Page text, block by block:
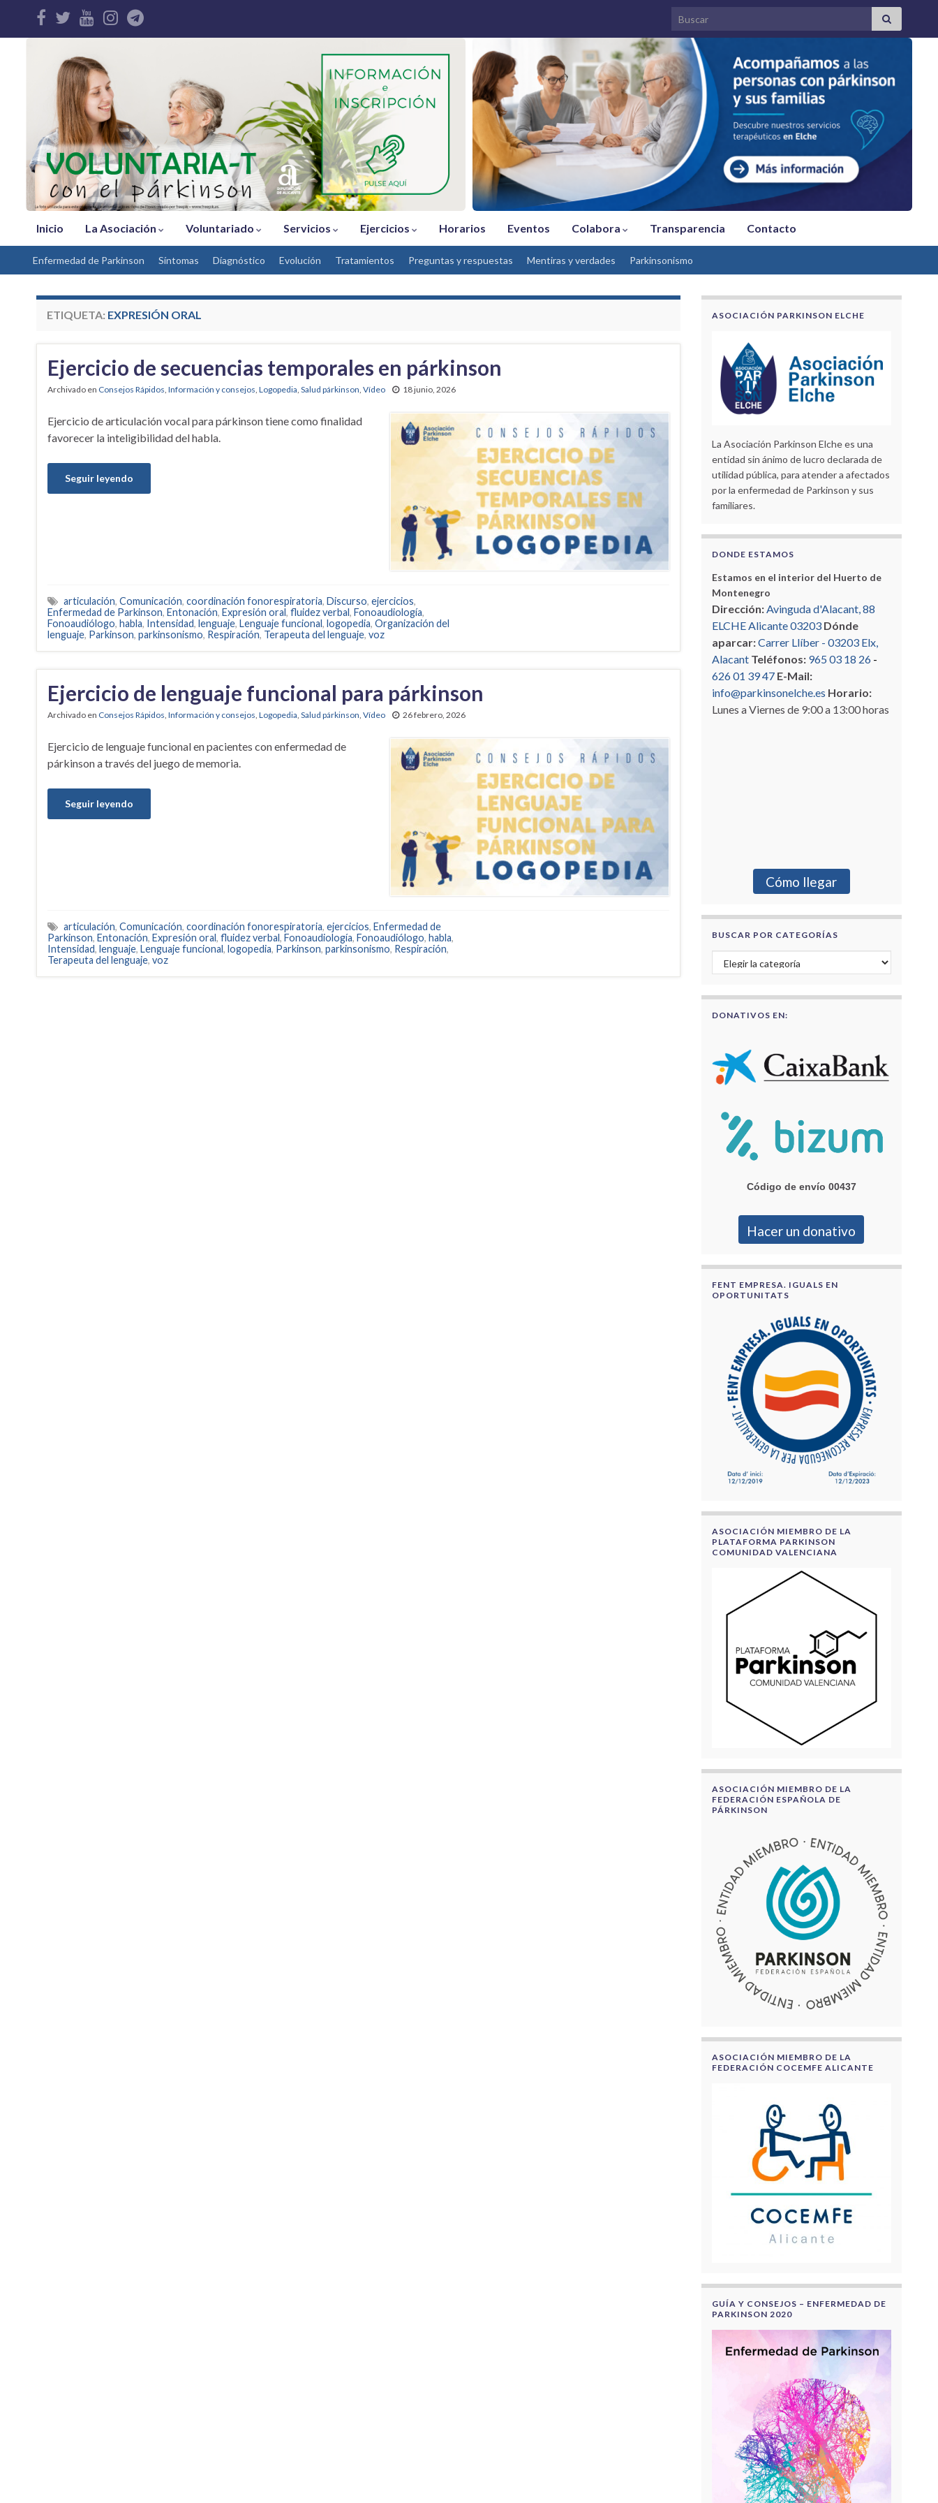
Search for:
Inicio La Asociación Voluntariado Servicios Ejercicios Horarios Eventos Colabora Transparencia Contacto
Enfermedad de Parkinson Síntomas Díagnóstico Evolución Tratamientos Preguntas y respuestas Mentiras y verdades Parkinsonismo
ETIQUETA: EXPRESIÓN ORAL
Ejercicio de secuencias temporales en párkinson
Archivado en Consejos Rápidos, Información y consejos, Logopedia, Salud párkinson, Vídeo 18 junio, 2026
Ejercicio de articulación vocal para párkinson tiene como finalidad
favorecer la inteligibilidad del habla.
Seguir leyendo
articulación, Comunicación, coordinación fonorespiratoria, Discurso, ejercicios,
Enfermedad de Parkinson, Entonación, Expresión oral, fluidez verbal, Fonoaudiología,
Fonoaudiólogo, habla, Intensidad, lenguaje, Lenguaje funcional, logopedia, Organización del
lenguaje, Parkinson, parkinsonismo, Respiración, Terapeuta del lenguaje, voz
Ejercicio de lenguaje funcional para párkinson
Archivado en Consejos Rápidos, Información y consejos, Logopedia, Salud párkinson, Vídeo 26 febrero, 2026
Ejercicio de lenguaje funcional en pacientes con enfermedad de
párkinson a través del juego de memoria.
Seguir leyendo
articulación, Comunicación, coordinación fonorespiratoria, ejercicios, Enfermedad de
Parkinson, Entonación, Expresión oral, fluidez verbal, Fonoaudiología, Fonoaudiólogo, habla,
Intensidad, lenguaje, Lenguaje funcional, logopedia, Parkinson, parkinsonismo, Respiración,
Terapeuta del lenguaje, voz
ASOCIACIÓN PARKINSON ELCHE
La Asociación Parkinson Elche es una
entidad sin ánimo de lucro declarada de
utilidad pública, para atender a afectados
por la enfermedad de Parkinson y sus
familiares.
DONDE ESTAMOS
Estamos en el interior del Huerto de
Montenegro
Dirección:Avinguda d'Alacant, 88
ELCHE Alicante 03203 Dónde
aparcar:Carrer Llíber - 03203 Elx,
Alacant Teléfonos: 965 03 18 26-
626 01 39 47 E-Mail:
info@parkinsonelche.es Horario:
Lunes a Viernes de 9:00 a 13:00 horas
Cómo llegar
BUSCAR POR CATEGORÍAS
Buscar por categorías
DONATIVOS EN:
Código de envío 00437
Hacer un donativo
FENT EMPRESA. IGUALS EN
OPORTUNITATS
ASOCIACIÓN MIEMBRO DE LA
PLATAFORMA PARKINSON
COMUNIDAD VALENCIANA
ASOCIACIÓN MIEMBRO DE LA
FEDERACIÓN ESPAÑOLA DE
PÁRKINSON
ASOCIACIÓN MIEMBRO DE LA
FEDERACIÓN COCEMFE ALICANTE
GUÍA Y CONSEJOS – ENFERMEDAD DE
PARKINSON 2020